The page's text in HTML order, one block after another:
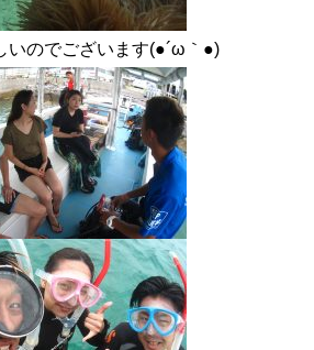
いのでございます(●´ω｀●)